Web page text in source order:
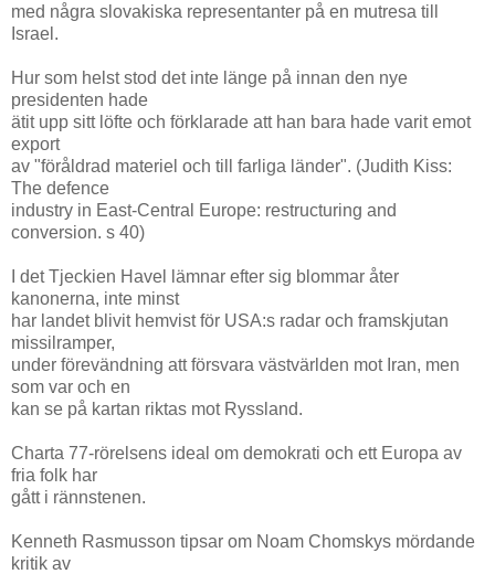
med några slovakiska representanter på en mutresa till
Israel.
Hur som helst stod det inte länge på innan den nye
presidenten hade
ätit upp sitt löfte och förklarade att han bara hade varit emot
export
av "föråldrad materiel och till farliga länder". (Judith Kiss:
The defence
industry in East-Central Europe: restructuring and
conversion. s 40)
I det Tjeckien Havel lämnar efter sig blommar åter
kanonerna, inte minst
har landet blivit hemvist för USA:s radar och framskjutan
missilramper,
under förevändning att försvara västvärlden mot Iran, men
som var och en
kan se på kartan riktas mot Ryssland.
Charta 77-rörelsens ideal om demokrati och ett Europa av
fria folk har
gått i rännstenen.
Kenneth Rasmusson tipsar om Noam Chomskys mördande
kritik av